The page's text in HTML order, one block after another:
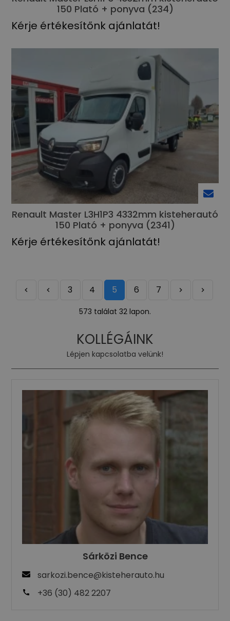
KOLLÉGÁINK
Lépjen kapcsolatba velünk!
Sárközi Bence
sarkozi.bence@kisteherauto.hu
+36 (30) 482 2207
150 Plató + ponyva (234)
Kérje értékesítőnk ajánlatát!
Renault Master L3H1P3 4332mm kisteherautó
150 Plató + ponyva (2341)
Kérje értékesítőnk ajánlatát!
3 4 5 6 7
573 találat 32 lapon.